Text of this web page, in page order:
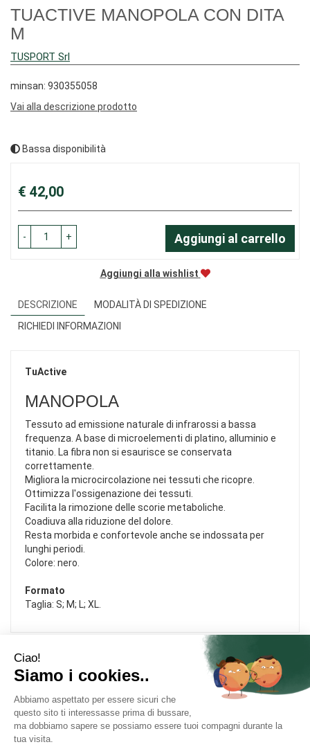
TUACTIVE MANOPOLA CON DITA
M
TUSPORT Srl
minsan: 930355058
Vai alla descrizione prodotto
Bassa disponibilità
Prezzo
€ 42,00
- + Aggiungi al carrello
Aggiungi alla wishlist
DESCRIZIONE
MODALITÀ DI SPEDIZIONE
RICHIEDI INFORMAZIONI
TuActive
MANOPOLA
Tessuto ad emissione naturale di infrarossi a bassa
frequenza. A base di microelementi di platino, alluminio e
titanio. La fibra non si esaurisce se conservata
correttamente.
Migliora la microcircolazione nei tessuti che ricopre.
Ottimizza l'ossigenazione dei tessuti.
Facilita la rimozione delle scorie metaboliche.
Coadiuva alla riduzione del dolore.
Resta morbida e confortevole anche se indossata per
lunghi periodi.
Colore: nero.
Formato
Taglia: S; M; L; XL.
Informativa Privacy
Cookie Policy
Link Veloci
Condizioni di Vendita